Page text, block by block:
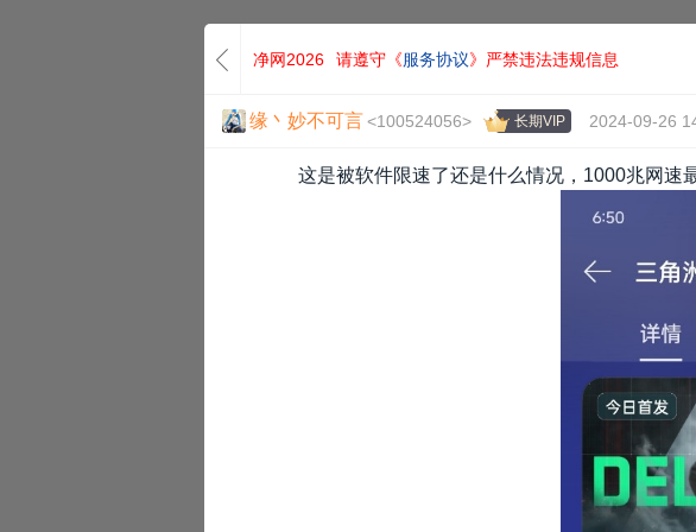
净网2026 请遵守《服务协议》严禁违法违规信息
缘丶妙不可言<100524056> 长期VIP 2024-09-26
这是被软件限速了还是什么情况，1000兆网速